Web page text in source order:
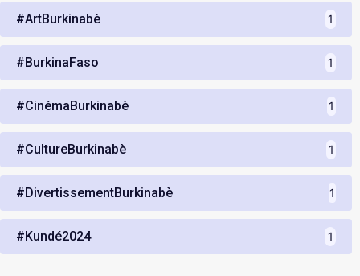
#ArtBurkinabè 1
#BurkinaFaso 1
#CinémaBurkinabè 1
#CultureBurkinabè 1
#DivertissementBurkinabè 1
#Kundé2024 1